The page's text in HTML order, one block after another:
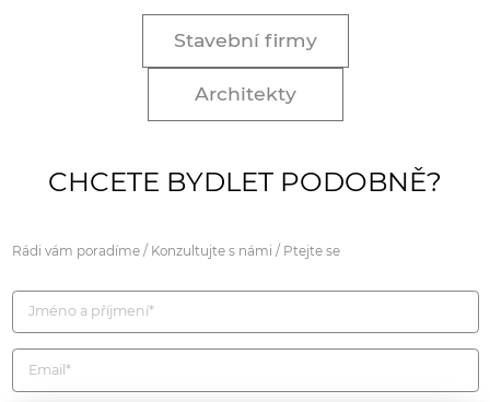
Stavební firmy
Architekty
CHCETE BYDLET PODOBNĚ?
Rádi vám poradíme / Konzultujte s námi / Ptejte se